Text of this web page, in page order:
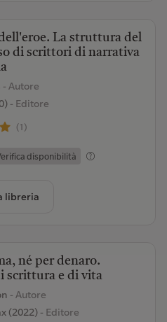
La struttura del
di scrittori di narrativa
- Autore
- Editore
(1)
disponibilità
libreria
né per denaro.
scrittura e di vita
- Autore
(2022)- Editore